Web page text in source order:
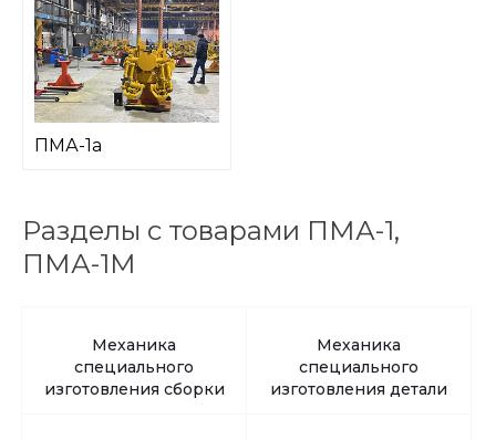
ПМА-1а
Разделы с товарами ПМА-1,
ПМА-1М
Механика
специального
изготовления сборки
Механика
специального
изготовления детали